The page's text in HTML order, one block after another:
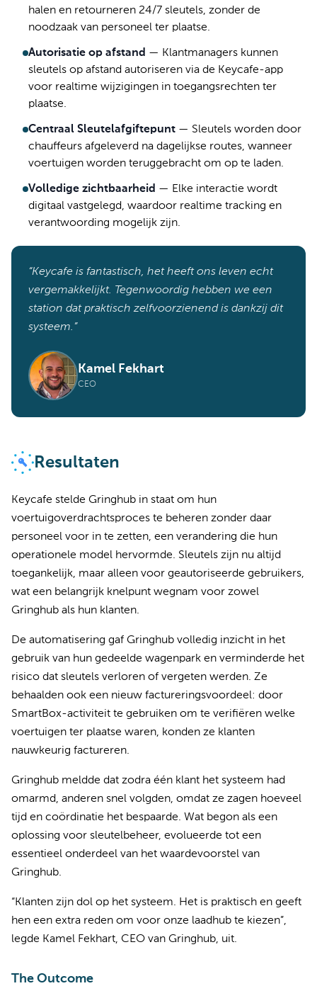
halen en retourneren 24/7 sleutels, zonder de
noodzaak van personeel ter plaatse.
Autorisatie op afstand — Klantmanagers kunnen
sleutels op afstand autoriseren via de Keycafe-app
voor realtime wijzigingen in toegangsrechten ter
plaatse.
Centraal Sleutelafgiftepunt — Sleutels worden door
chauffeurs afgeleverd na dagelijkse routes, wanneer
voertuigen worden teruggebracht om op te laden.
Volledige zichtbaarheid — Elke interactie wordt
digitaal vastgelegd, waardoor realtime tracking en
verantwoording mogelijk zijn.
“Keycafe is fantastisch, het heeft ons leven echt
vergemakkelijkt. Tegenwoordig hebben we een
station dat praktisch zelfvoorzienend is dankzij dit
systeem.”
Kamel Fekhart
CEO
Resultaten
Keycafe stelde Gringhub in staat om hun
voertuigoverdrachtsproces te beheren zonder daar
personeel voor in te zetten, een verandering die hun
operationele model hervormde. Sleutels zijn nu altijd
toegankelijk, maar alleen voor geautoriseerde gebruikers,
wat een belangrijk knelpunt wegnam voor zowel
Gringhub als hun klanten.
De automatisering gaf Gringhub volledig inzicht in het
gebruik van hun gedeelde wagenpark en verminderde het
risico dat sleutels verloren of vergeten werden. Ze
behaalden ook een nieuw factureringsvoordeel: door
SmartBox-activiteit te gebruiken om te verifiëren welke
voertuigen ter plaatse waren, konden ze klanten
nauwkeurig factureren.
Gringhub meldde dat zodra één klant het systeem had
omarmd, anderen snel volgden, omdat ze zagen hoeveel
tijd en coördinatie het bespaarde. Wat begon als een
oplossing voor sleutelbeheer, evolueerde tot een
essentieel onderdeel van het waardevoorstel van
Gringhub.
“Klanten zijn dol op het systeem. Het is praktisch en geeft
hen een extra reden om voor onze laadhub te kiezen”,
legde Kamel Fekhart, CEO van Gringhub, uit.
The Outcome